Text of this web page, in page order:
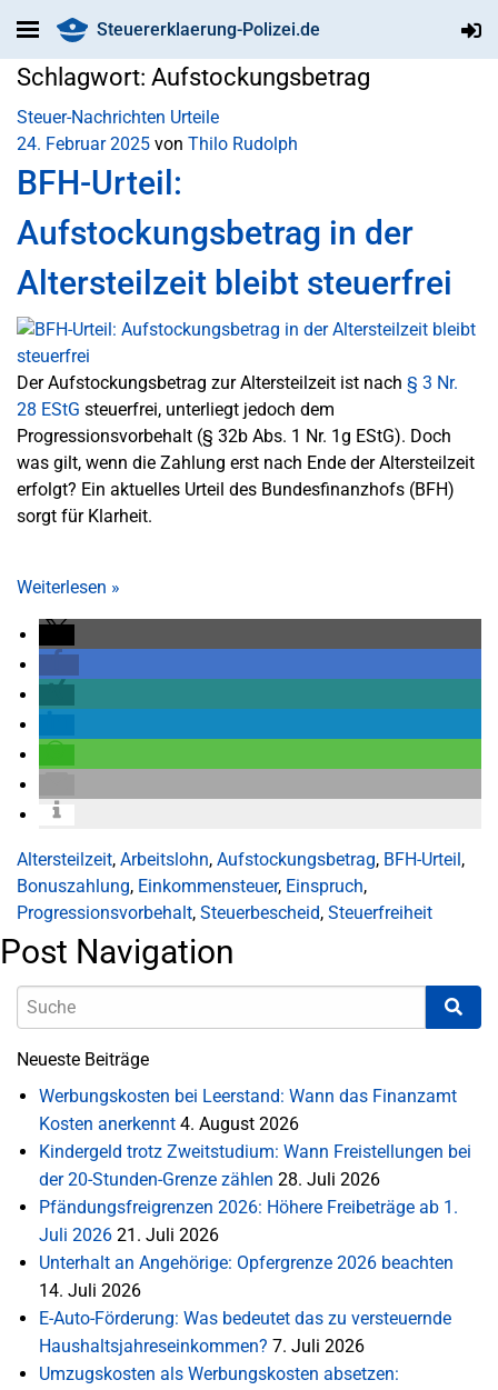
Steuererklaerung-Polizei.de
Schlagwort: Aufstockungsbetrag
Steuer-Nachrichten Urteile
24. Februar 2025 von Thilo Rudolph
BFH-Urteil:
Aufstockungsbetrag in der
Altersteilzeit bleibt steuerfrei
Der Aufstockungsbetrag zur Altersteilzeit ist nach § 3 Nr.
28 EStG steuerfrei, unterliegt jedoch dem
Progressionsvorbehalt (§ 32b Abs. 1 Nr. 1g EStG). Doch
was gilt, wenn die Zahlung erst nach Ende der Altersteilzeit
erfolgt? Ein aktuelles Urteil des Bundesfinanzhofs (BFH)
sorgt für Klarheit.
Weiterlesen »
Altersteilzeit, Arbeitslohn, Aufstockungsbetrag, BFH-Urteil,
Bonuszahlung, Einkommensteuer, Einspruch,
Progressionsvorbehalt, Steuerbescheid, Steuerfreiheit
Post Navigation
Neueste Beiträge
Werbungskosten bei Leerstand: Wann das Finanzamt
Kosten anerkennt 4. August 2026
Kindergeld trotz Zweitstudium: Wann Freistellungen bei
der 20-Stunden-Grenze zählen 28. Juli 2026
Pfändungsfreigrenzen 2026: Höhere Freibeträge ab 1.
Juli 2026 21. Juli 2026
Unterhalt an Angehörige: Opfergrenze 2026 beachten
14. Juli 2026
E-Auto-Förderung: Was bedeutet das zu versteuernde
Haushaltsjahreseinkommen? 7. Juli 2026
Umzugskosten als Werbungskosten absetzen: